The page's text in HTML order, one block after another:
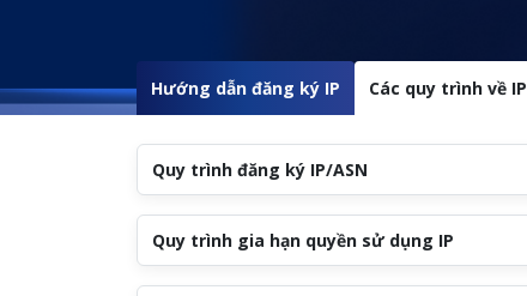
Hướng dẫn đăng ký IP Các quy trình về IP
Quy trình đăng ký IP/ASN
Quy trình gia hạn quyền sử dụng IP